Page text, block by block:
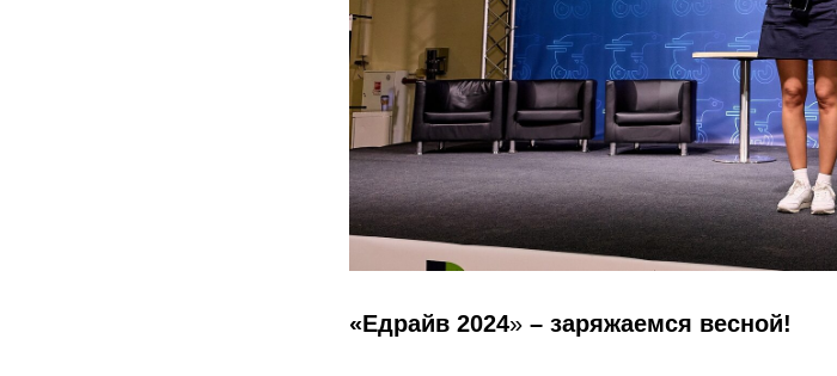
«Едрайв 2024» – заряжаемся весной!